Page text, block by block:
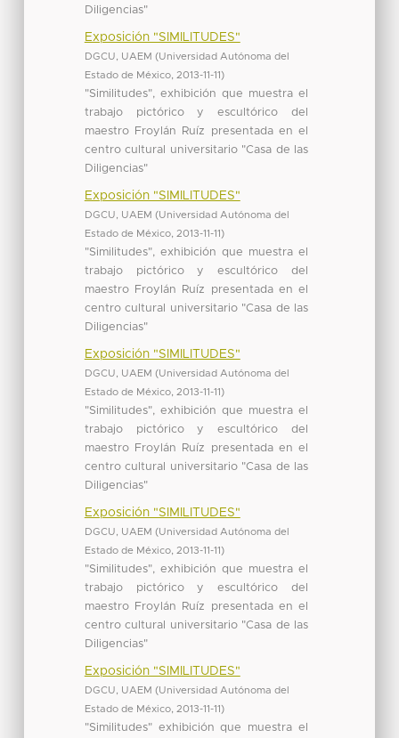
Diligencias"
Exposición "SIMILITUDES"
DGCU, UAEM (Universidad Autónoma del
Estado de México, 2013-11-11)
"Similitudes", exhibición que muestra el
trabajo pictórico y escultórico del
maestro Froylán Ruíz presentada en el
centro cultural universitario "Casa de las
Diligencias"
Exposición "SIMILITUDES"
DGCU, UAEM (Universidad Autónoma del
Estado de México, 2013-11-11)
"Similitudes", exhibición que muestra el
trabajo pictórico y escultórico del
maestro Froylán Ruíz presentada en el
centro cultural universitario "Casa de las
Diligencias"
Exposición "SIMILITUDES"
DGCU, UAEM (Universidad Autónoma del
Estado de México, 2013-11-11)
"Similitudes", exhibición que muestra el
trabajo pictórico y escultórico del
maestro Froylán Ruíz presentada en el
centro cultural universitario "Casa de las
Diligencias"
Exposición "SIMILITUDES"
DGCU, UAEM (Universidad Autónoma del
Estado de México, 2013-11-11)
"Similitudes", exhibición que muestra el
trabajo pictórico y escultórico del
maestro Froylán Ruíz presentada en el
centro cultural universitario "Casa de las
Diligencias"
Exposición "SIMILITUDES"
DGCU, UAEM (Universidad Autónoma del
Estado de México, 2013-11-11)
"Similitudes" exhibición que muestra el